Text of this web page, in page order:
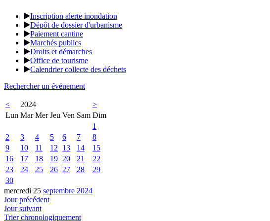
Inscription alerte inondation
Dépôt de dossier d'urbanisme
Paiement cantine
Marchés publics
Droits et démarches
Office de tourisme
Calendrier collecte des déchets
Rechercher un événement
< 2024
>
Lun Mar Mer Jeu Ven Sam Dim
1
2
3 4 5 6 7
8
9
10 11 12 13 14
15
16
17 18 19 20 21
22
23
24 25 26 27 28
29
30
mercredi 25 septembre 2024
Jour précédent
Jour suivant
Trier chronologiquement